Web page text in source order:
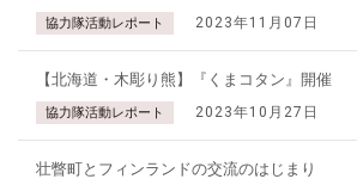
協力隊活動レポート 2023年11月07日
【北海道・木彫り熊】『くまコタン』開催
協力隊活動レポート 2023年10月27日
壮瞥町とフィンランドの交流のはじまり